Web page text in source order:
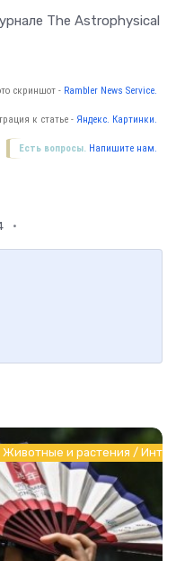
The Astrophysical
скриншот - Rambler News Service.
к статье - Яндекс. Картинки.
Есть вопросы. Напишите нам.
и растения /